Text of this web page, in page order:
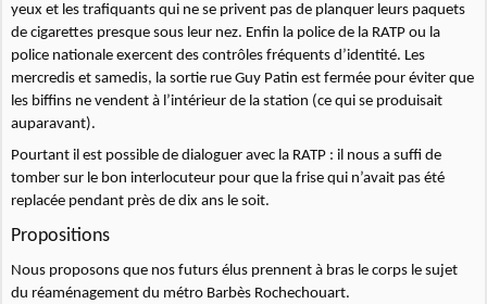
yeux et les trafiquants qui ne se privent pas de planquer leurs paquets
de cigarettes presque sous leur nez. Enfin la police de la RATP ou la
police nationale exercent des contrôles fréquents d’identité. Les
mercredis et samedis, la sortie rue Guy Patin est fermée pour éviter que
les biffins ne vendent à l’intérieur de la station (ce qui se produisait
auparavant).
Pourtant il est possible de dialoguer avec la RATP : il nous a suffi de
tomber sur le bon interlocuteur pour que la frise qui n’avait pas été
replacée pendant près de dix ans le soit.
Propositions
Nous proposons que nos futurs élus prennent à bras le corps le sujet
du réaménagement du métro Barbès Rochechouart.